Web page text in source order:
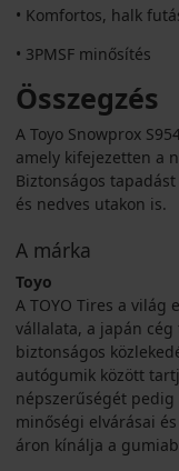
• Komfortos, halk
• 3PMSF minősítés
Összegzés
A Toyo Snowprox
amely kifejezetten a
Biztonságos
és nedves utakon is.
A márka
Toyo
A TOYO Tires a
vállalata, a japán
biztonságos
autógumik között
népszerűségét
minőségi elvárásai
áron kínálja a